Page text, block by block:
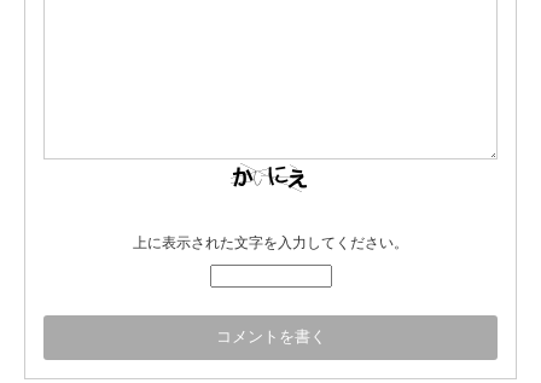
上に表示された文字を入力してください。